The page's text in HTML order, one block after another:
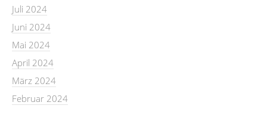
Juli 2024
Juni 2024
Mai 2024
April 2024
März 2024
Februar 2024